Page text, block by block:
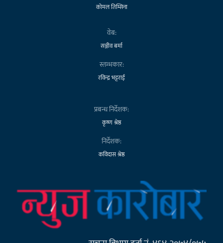
कोमल तिम्सिना
वेब:
सञ्जीव बर्मा
स्तम्भकार:
रविन्द्र भट्टराई
प्रबन्ध निर्देशक:
कृष्ण श्रेष्ठ
निर्देशक:
कविदास श्रेष्ठ